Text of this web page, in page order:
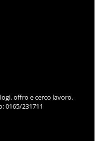
offro e cerco lavoro,
0165/231711